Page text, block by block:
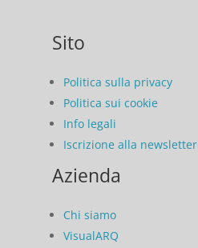
Sito
Politica sulla privacy
Politica sui cookie
Info legali
Iscrizione alla newsletter
Azienda
Chi siamo
VisualARQ